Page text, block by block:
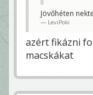
Jövőhéten
LeviPoki
azért fikázni
macskákat